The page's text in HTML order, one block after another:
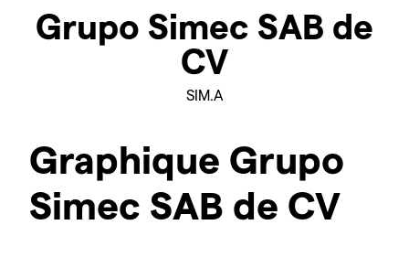
Grupo Simec SAB de
CV
SIM.A
Graphique Grupo
Simec SAB de CV